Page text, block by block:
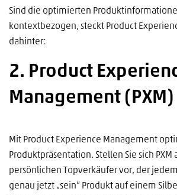
Sind die optimierten
kontextbezogen, steckt Product
dahinter:
2. Product
Management (PXM)
Mit Product Experience Management
Produktpräsentation. Stellen Sie sich PXM
persönlichen Topverkäufer vor, der
genau jetzt „sein“ Produkt auf einem